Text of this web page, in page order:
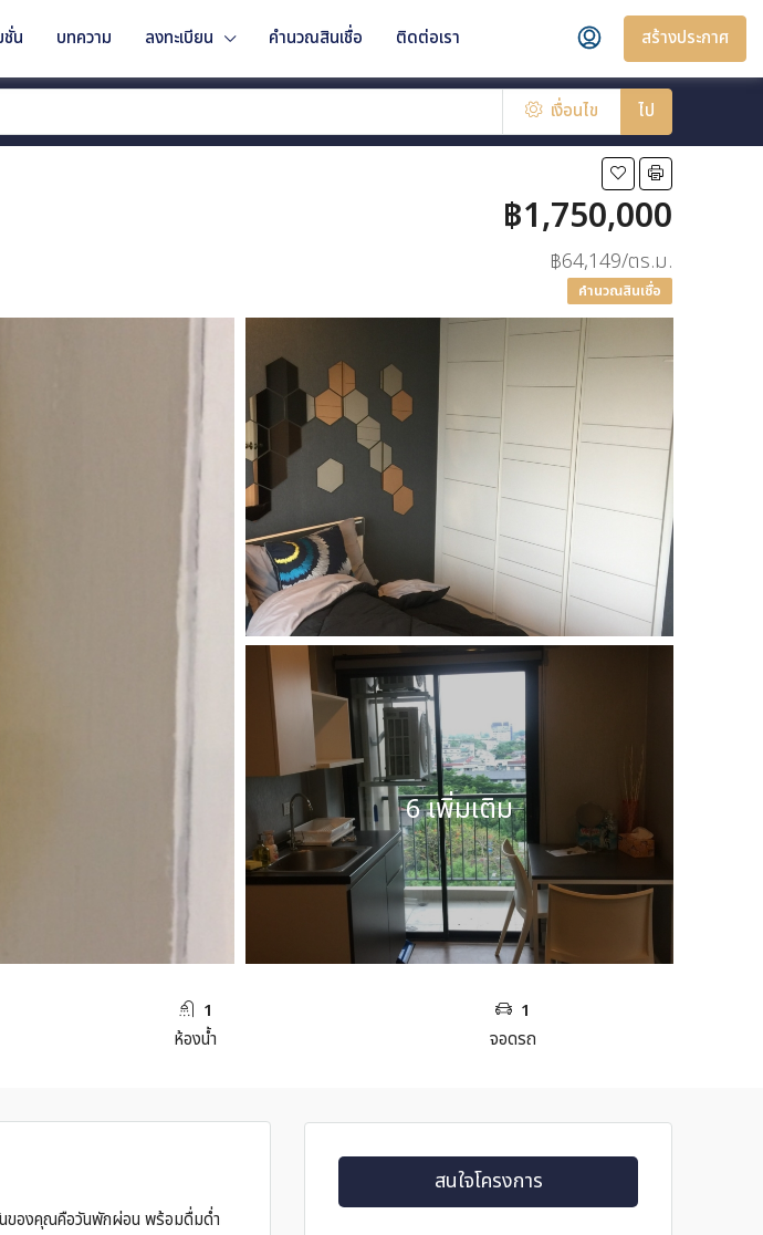
ชั่น บทความ ลงทะเบียน คำนวณสินเชื่อ ติดต่อเรา สร้างประกาศ
เงื่อนไข ไป
฿1,750,000
฿64,149/ตร.ม.
คำนวณสินเชื่อ
6 เพิ่มเติม
1
ห้องน้ำ
1
จอดรถ
นของคุณคือวันพักผ่อน พร้อมดื่มด่ำ
สนใจโครงการ